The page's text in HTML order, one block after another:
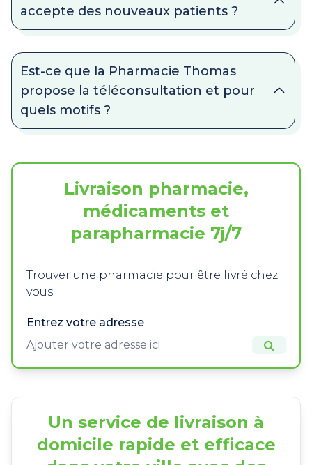
accepte des nouveaux patients ?
Est-ce que la Pharmacie Thomas
propose la téléconsultation et pour
quels motifs ?
Livraison pharmacie,
médicaments et
parapharmacie 7j/7
Trouver une pharmacie pour être livré chez
vous
Entrez votre adresse
Un service de livraison à
domicile rapide et efficace